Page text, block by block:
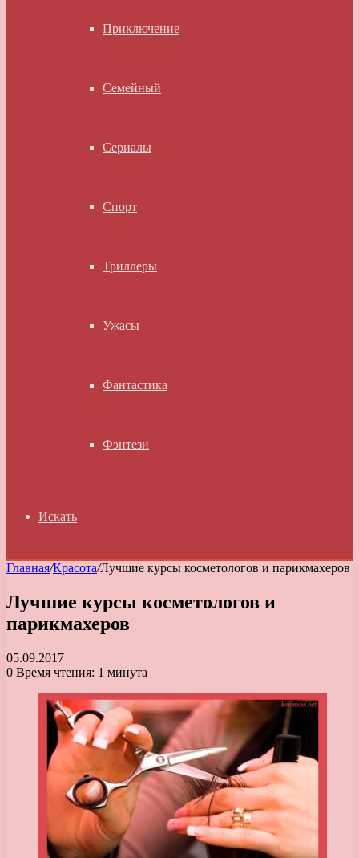
Приключение
Семейный
Сериалы
Спорт
Триллеры
Ужасы
Фантастика
Фэнтези
Искать
Главная/Красота/Лучшие курсы косметологов и парикмахеров
Лучшие курсы косметологов и
парикмахеров
05.09.2017
0 Время чтения: 1 минута